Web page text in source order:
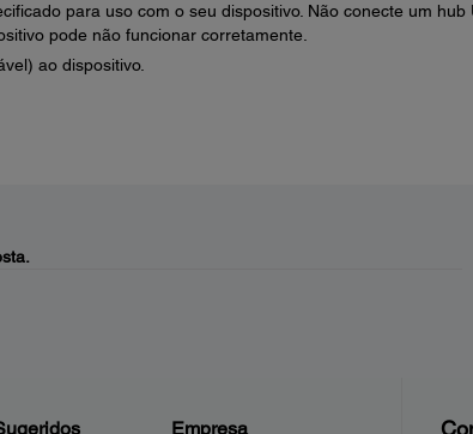
para uso com o seu dispositivo. Não conecte um hub
pode não funcionar corretamente.
ao dispositivo.
Empresa